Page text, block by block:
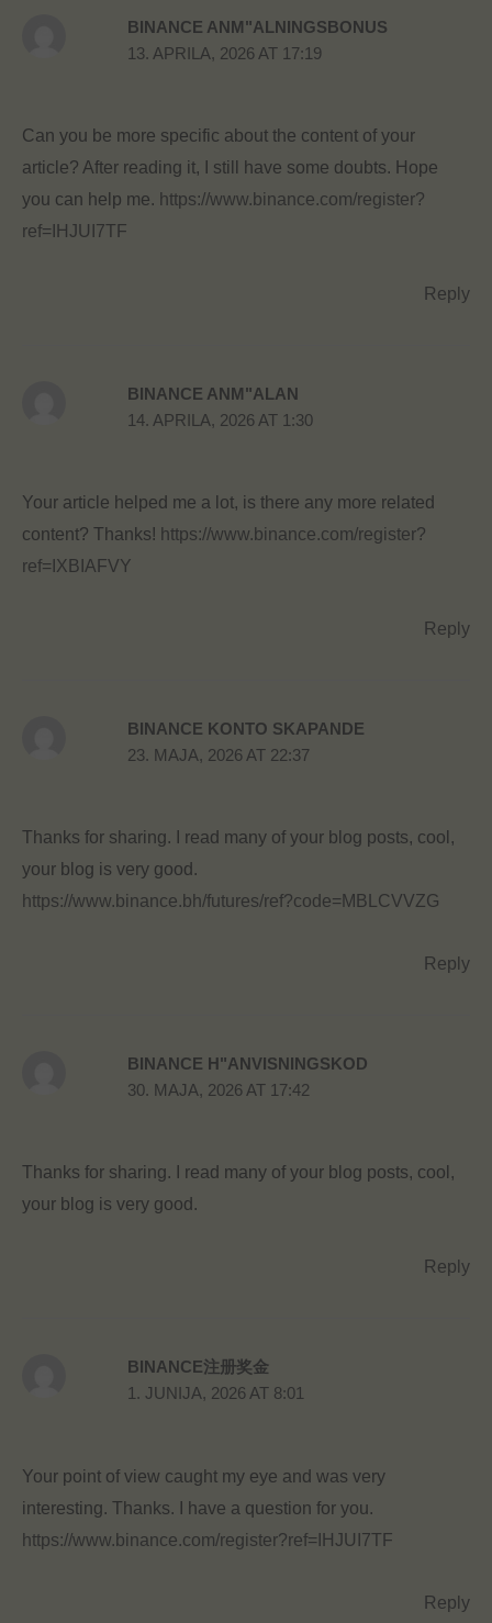
BINANCE ANM"ALNINGSBONUS
13. APRILA, 2026 AT 17:19
Can you be more specific about the content of your
article? After reading it, I still have some doubts. Hope
you can help me. https://www.binance.com/register?
ref=IHJUI7TF
Reply
BINANCE ANM"ALAN
14. APRILA, 2026 AT 1:30
Your article helped me a lot, is there any more related
content? Thanks! https://www.binance.com/register?
ref=IXBIAFVY
Reply
BINANCE KONTO SKAPANDE
23. MAJA, 2026 AT 22:37
Thanks for sharing. I read many of your blog posts, cool,
your blog is very good.
https://www.binance.bh/futures/ref?code=MBLCVVZG
Reply
BINANCE H"ANVISNINGSKOD
30. MAJA, 2026 AT 17:42
Thanks for sharing. I read many of your blog posts, cool,
your blog is very good.
Reply
BINANCE注册奖金
1. JUNIJA, 2026 AT 8:01
Your point of view caught my eye and was very
interesting. Thanks. I have a question for you.
https://www.binance.com/register?ref=IHJUI7TF
Reply